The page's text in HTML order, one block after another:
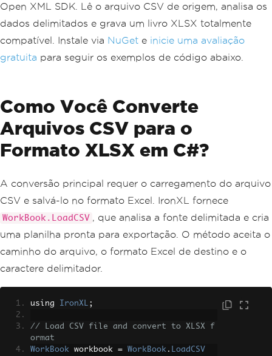
Open XML SDK. Lê o arquivo CSV de origem, analisa os
dados delimitados e grava um livro XLSX totalmente
compatível. Instale via NuGet e inicie uma avaliação
gratuita para seguir os exemplos de código abaixo.
Como Você Converte
Arquivos CSV para o
Formato XLSX em C#?
A conversão principal requer o carregamento do arquivo
CSV e salvá-lo no formato Excel. IronXL fornece
WorkBook.LoadCSV , que analisa a fonte delimitada e cria
uma planilha pronta para exportação. O método aceita o
caminho do arquivo, o formato Excel de destino e o
caractere delimitador.
using IronXL ;
// Load CSV file and convert to XLSX f
ormat
WorkBook workbook = WorkBook . LoadCSV